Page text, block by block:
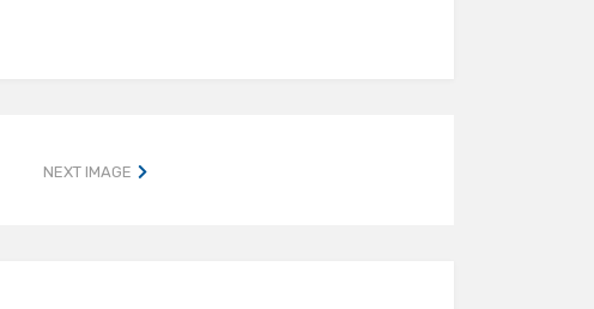
NEXT IMAGE